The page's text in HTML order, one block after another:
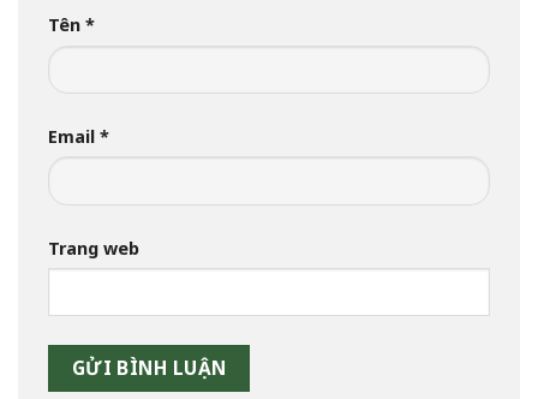
Tên *
Email *
Trang web